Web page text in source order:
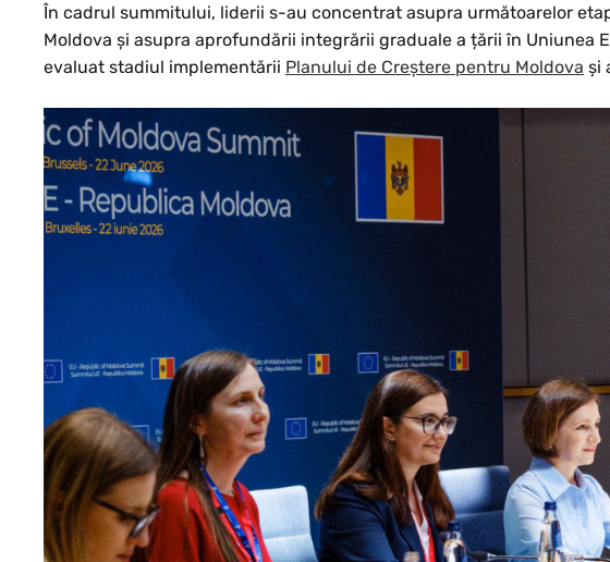
În cadrul summitului, liderii s-au concentrat asupra următoarelor
Moldova și asupra aprofundării integrării graduale a țării în Uniunea
evaluat stadiul implementării Planului de Creștere pentru Moldova și